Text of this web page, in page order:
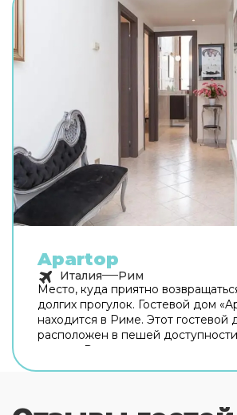
Apartop
Италия
Рим
Место, куда приятно
долгих прогулок. Гостевой дом
находится в Риме. Этот гостевой
расположен в пешей
города. Рядом с гостевым домом
В гостевом доме есть